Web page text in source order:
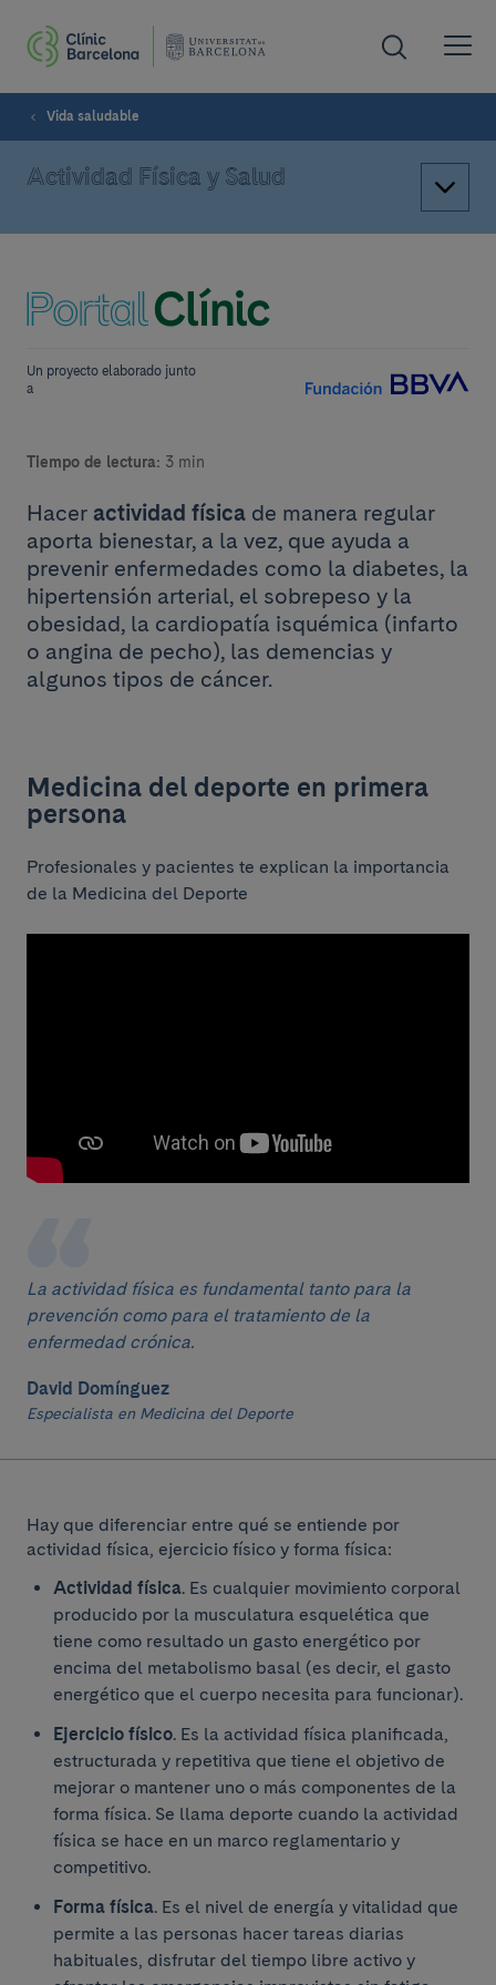
Vida saludable
Actividad Física y Salud
Un proyecto elaborado junto
a
Tiempo de lectura: 3 min
Hacer actividad física de manera regular
aporta bienestar, a la vez, que ayuda a
prevenir enfermedades como la diabetes, la
hipertensión arterial, el sobrepeso y la
obesidad, la cardiopatía isquémica (infarto
o angina de pecho), las demencias y
algunos tipos de cáncer.
Medicina del deporte en primera
persona
Profesionales y pacientes te explican la importancia
de la Medicina del Deporte
La actividad física es fundamental tanto para la
prevención como para el tratamiento de la
enfermedad crónica.
David Domínguez
Especialista en Medicina del Deporte
Hay que diferenciar entre qué se entiende por
actividad física, ejercicio físico y forma física:
Actividad física. Es cualquier movimiento corporal
producido por la musculatura esquelética que
tiene como resultado un gasto energético por
encima del metabolismo basal (es decir, el gasto
energético que el cuerpo necesita para funcionar).
Ejercicio físico. Es la actividad física planificada,
estructurada y repetitiva que tiene el objetivo de
mejorar o mantener uno o más componentes de la
forma física. Se llama deporte cuando la actividad
física se hace en un marco reglamentario y
competitivo.
Forma física. Es el nivel de energía y vitalidad que
permite a las personas hacer tareas diarias
habituales, disfrutar del tiempo libre activo y